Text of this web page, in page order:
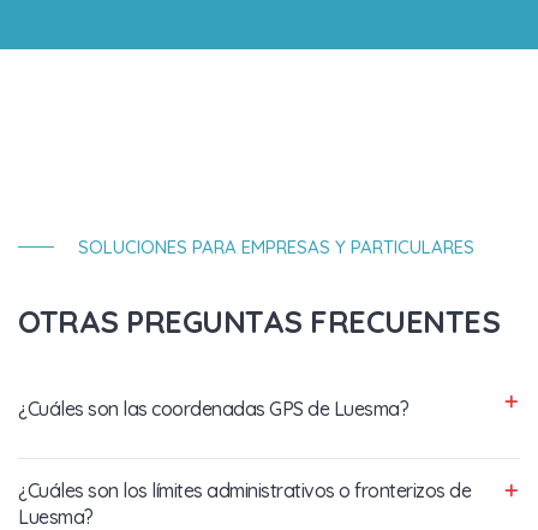
SOLUCIONES PARA EMPRESAS Y PARTICULARES
OTRAS PREGUNTAS FRECUENTES
¿Cuáles son las coordenadas GPS de Luesma?
¿Cuáles son los límites administrativos o fronterizos de
Luesma?